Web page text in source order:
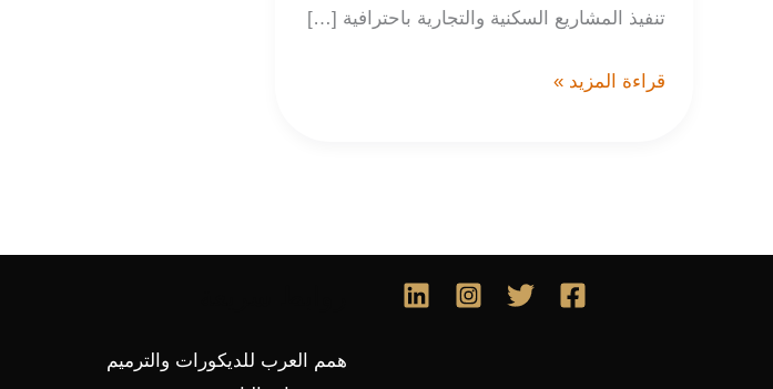
تنفيذ المشاريع السكنية والتجارية باحترافية […]
قراءة المزيد »
همم العرب للديكورات والترميم